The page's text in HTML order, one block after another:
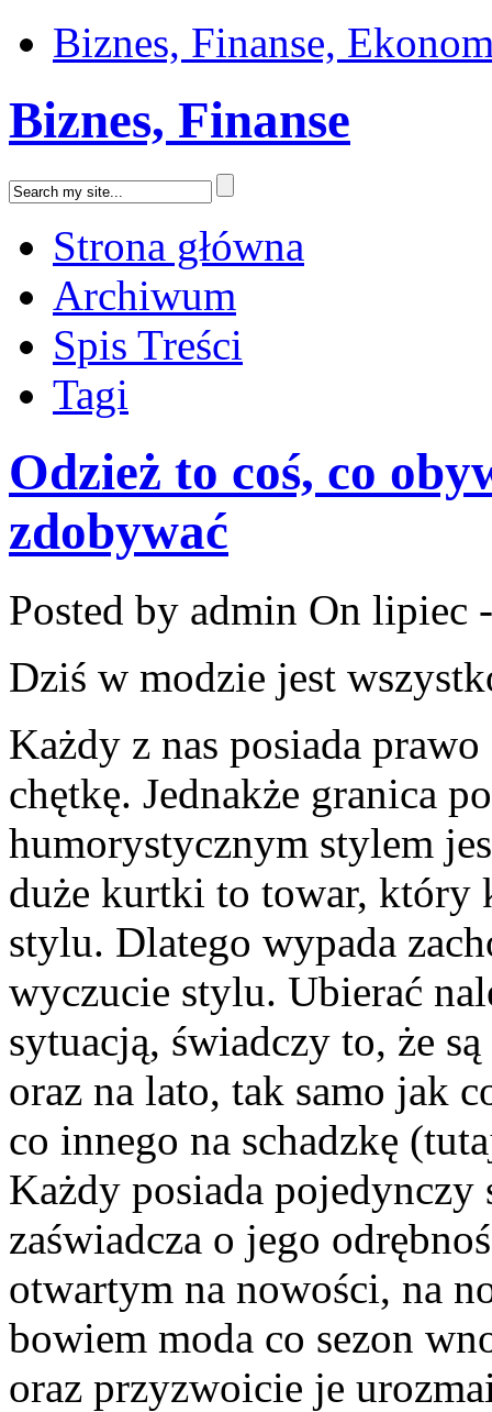
Biznes, Finanse,
Biznes, Finanse
Strona główna
Archiwum
Spis Treści
Tagi
Odzież to coś, co
zdobywać
Posted by admin On lipiec
Dziś w modzie jest
Każdy z nas posiada
chętkę. Jednakże granica
humorystycznym stylem
duże kurtki to towar,
stylu. Dlatego wypada
wyczucie stylu. Ubierać
sytuacją, świadczy to, że
oraz na lato, tak samo jak
co innego na schadzkę
Każdy posiada
zaświadcza o jego
otwartym na nowości, na
bowiem moda co sezon
oraz przyzwoicie je